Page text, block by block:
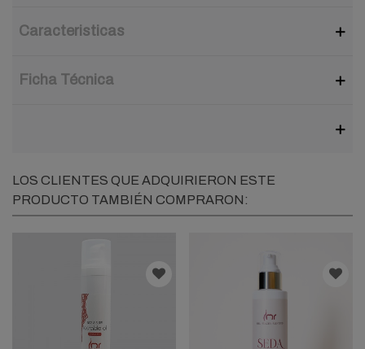
Caracteristicas
Ficha Técnica
LOS CLIENTES QUE ADQUIRIERON ESTE
PRODUCTO TAMBIÉN COMPRARON: